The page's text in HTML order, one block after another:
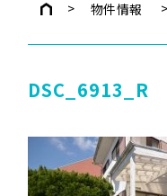
物件情報
DSC_6913_R